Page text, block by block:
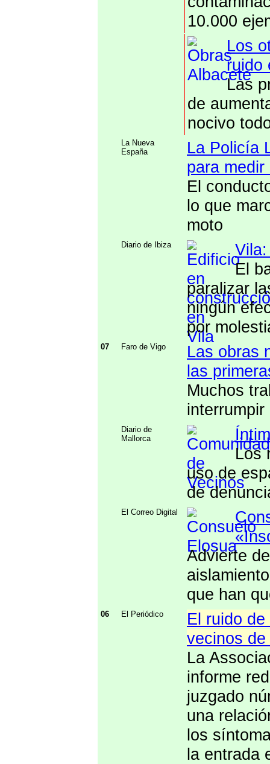
10.000
Los
ruido
Las
de
nocivo
La Nueva
España
La Policía
para
El
lo que
moto
Diario de Ibiza
El
paralizar
ningún
por
07 Faro de Vigo
Las obras
las
Muchos
Diario de
Mallorca
Los
uso de
de
El Correo Digital
Advierte
que han
06 El Periódico
El ruido
vecinos de
La
informe
juzgado
una
los
la entrada